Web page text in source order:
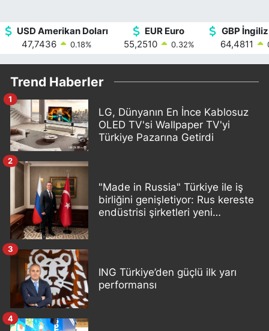
USD Amerikan Doları
47,7436
0.18%
EUR Euro
55,2510
0.32%
GBP
64,4811
Trend Haberler
LG, Dünyanın En İnce Kablosuz
OLED TV'si Wallpaper TV'yi
Türkiye Pazarına Getirdi
1
"Made in Russia" Türkiye ile iş
birliğini genişletiyor: Rus kereste
endüstrisi şirketleri yeni
2
ING Türkiye’den güçlü ilk yarı
performansı
3
4